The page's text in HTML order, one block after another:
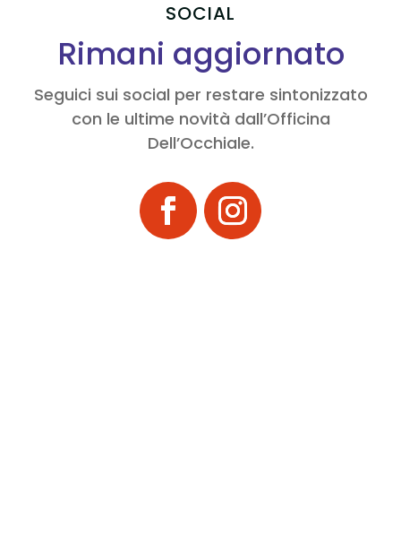
SOCIAL
Rimani aggiornato
Seguici sui social per restare sintonizzato
con le ultime novità dall’Officina
Dell’Occhiale.